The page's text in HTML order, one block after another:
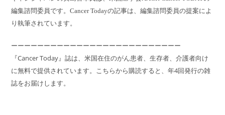
編集諮問委員です。Cancer Todayの記事は、編集諮問委員の提案によ
り執筆されています。
ーーーーーーーーーーーーーーーーーーーーーーーーーー
『Cancer Today』誌は、米国在住のがん患者、生存者、介護者向け
に無料で提供されています。こちらから購読すると、年4回発行の雑
誌をお届けします。